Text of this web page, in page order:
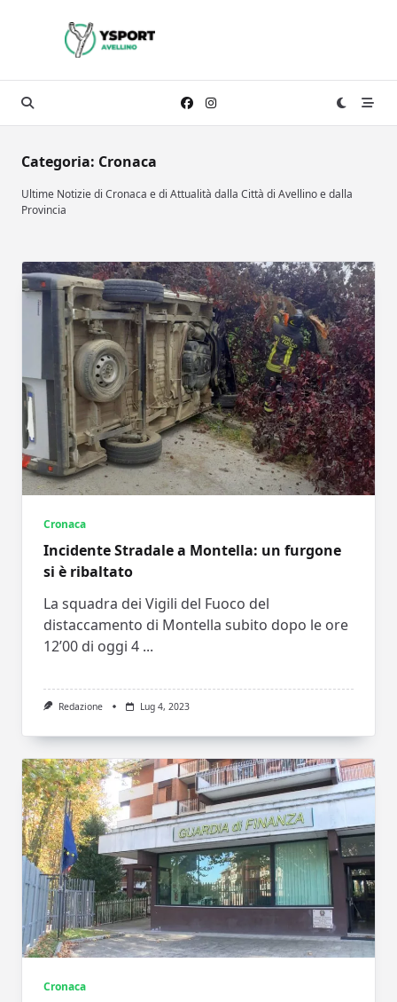
Categoria: Cronaca
Ultime Notizie di Cronaca e di Attualità dalla Città di Avellino e dalla
Provincia
Cronaca
Incidente Stradale a Montella: un furgone
si è ribaltato
La squadra dei Vigili del Fuoco del
distaccamento di Montella subito dopo le ore
12’00 di oggi 4 ...
Redazione Lug 4, 2023
Cronaca